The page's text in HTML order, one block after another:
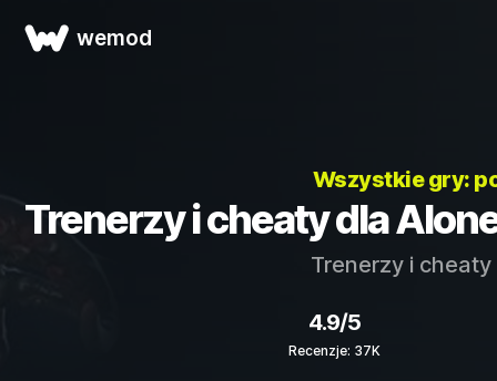
wemod
Wszystkie gry:
Trenerzy i cheaty dla
Trenerzy i
4.9/5
Recenzje: 37K